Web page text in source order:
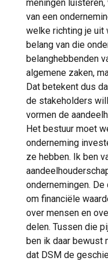
meningen
van een
welke richting je uit
belang van die
belanghebbenden
algemene zaken,
Dat betekent dus
de stakeholders
vormen de
Het bestuur moet
onderneming
ze hebben. Ik ben
ondernemingen.
om financiële
over mensen en
delen. Tussen die
ben ik daar bewust
dat DSM de